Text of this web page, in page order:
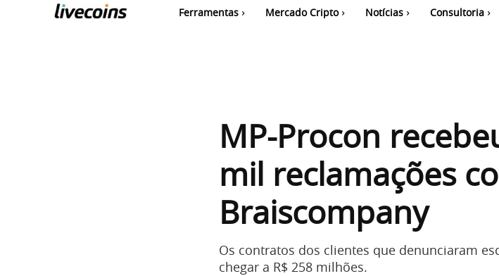
Ferramentas Mercado Cripto Notícias Consultoria
MP-Procon
mil reclamações
Braiscompany
Os contratos dos clientes que denunciaram
chegar a R$ 258 milhões.